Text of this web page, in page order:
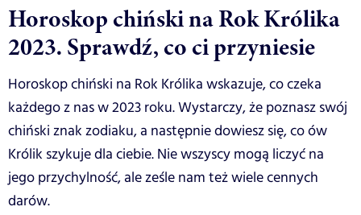
Horoskop chiński na Rok Królika
2023. Sprawdź, co ci przyniesie
Horoskop chiński na Rok Królika wskazuje, co czeka
każdego z nas w 2023 roku. Wystarczy, że poznasz swój
chiński znak zodiaku, a następnie dowiesz się, co ów
Królik szykuje dla ciebie. Nie wszyscy mogą liczyć na
jego przychylność, ale ześle nam też wiele cennych
darów.